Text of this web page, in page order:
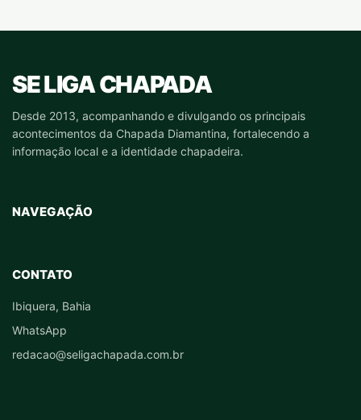
SE LIGA CHAPADA
Desde 2013, acompanhando e divulgando os principais
acontecimentos da Chapada Diamantina, fortalecendo a
informação local e a identidade chapadeira.
NAVEGAÇÃO
CONTATO
Ibiquera, Bahia
WhatsApp
redacao@seligachapada.com.br